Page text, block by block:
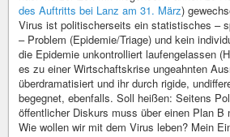
des Auftritts bei Lanz am 31. März)
Virus ist politischerseits ein statistisches –
– Problem (Epidemie/Triage) und kein
die Epidemie unkontrolliert laufengelassen
es zu einer Wirtschaftskrise ungeahnten
überdramatisiert und ihr durch rigide,
begegnet, ebenfalls. Soll heißen: Seitens
öffentlicher Diskurs muss über einen Plan B
Wie wollen wir mit dem Virus leben? Mein